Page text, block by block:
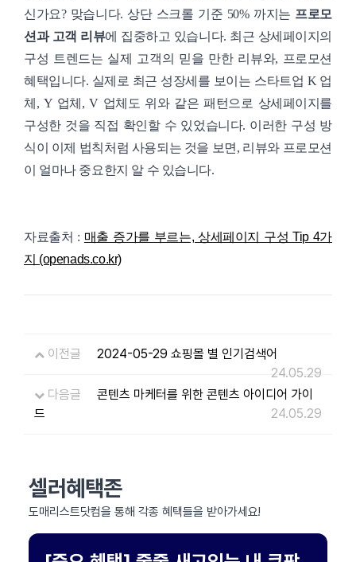
신가요? 맞습니다. 상단 스크롤 기준 50% 까지는 프로모
션과 고객 리뷰에 집중하고 있습니다. 최근 상세페이지의
구성 트렌드는 실제 고객의 믿을 만한 리뷰와, 프로모션
혜택입니다. 실제로 최근 성장세를 보이는 스타트업 K 업
체, Y 업체, V 업체도 위와 같은 패턴으로 상세페이지를
구성한 것을 직접 확인할 수 있었습니다. 이러한 구성 방
식이 이제 법칙처럼 사용되는 것을 보면, 리뷰와 프로모션
이 얼마나 중요한지 알 수 있습니다.
자료출처 : 매출 증가를 부르는, 상세페이지 구성 Tip 4가
지 (openads.co.kr)
이전글
2024-05-29 쇼핑몰 별 인기검색어
24.05.29
다음글
콘텐츠 마케터를 위한 콘텐츠 아이디어 가이
드
24.05.29
셀러혜택존
도매리스트닷컴을 통해 각종 혜택들을 받아가세요!